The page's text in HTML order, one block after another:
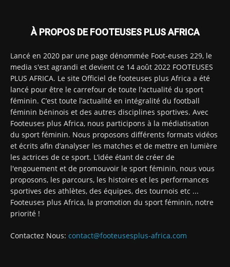
À PROPOS DE FOOTEUSES PLUS AFRICA
Lancé en 2020 par une page dénommée Foot-euses 229, le
media s'est agrandi et devient ce 14 août 2022 FOOTEUSES
PLUS AFRICA. Le site Officiel de footeuses plus Africa a été
lancé pour être le carrefour de toute l'actualité du sport
féminin. C’est toute l’actualité en intégralité du football
féminin béninois et des autres disciplines sportives. Avec
Footeuses plus Africa, nous participons à la médiatisation
du sport féminin. Nous proposons différents formats vidéos
et écrits afin d’analyser les matches et de mettre en lumière
les actrices de ce sport. L’idée étant de créer de
l'engouement et de promouvoir le sport féminin, nous vous
proposons, les parcours, les histoires et les performances
sportives des athlètes, des équipes, des tournois etc ...
Footeuses plus Africa, la promotion du sport féminin, notre
priorité !
Contactez Nous: contact@footeusesplus-africa.com